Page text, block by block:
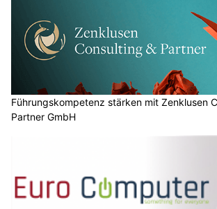
Führungskompetenz stärken mit Zenklusen
Partner GmbH